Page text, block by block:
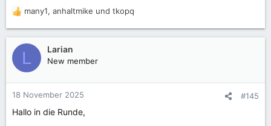
R
e
a
k
t
o
n
n
many1, anhaltmike und tkopq
L Larian
New member
18 November 2025 #145
Hallo in die Runde,